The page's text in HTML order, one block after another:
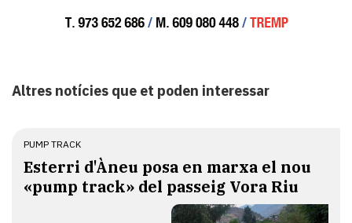
Altres notícies que et poden interessar
PUMP TRACK
Esterri d'Àneu posa en marxa el nou
«pump track» del passeig Vora Riu